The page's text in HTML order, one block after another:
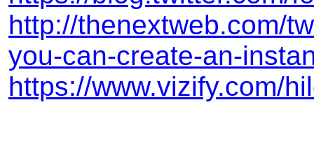
http://thenextweb.com/
you-can-create-an-
https://www.vizify.com/